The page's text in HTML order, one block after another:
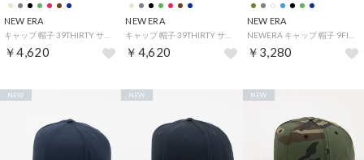
NEW ERA
￥4,620
NEW ERA
￥4,620
NEW ERA
￥3,280
NEW NEW NEW